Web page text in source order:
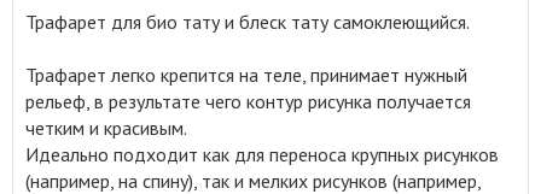
Трафарет для био тату и блеск тату самоклеющийся.
Трафарет легко крепится на теле, принимает нужный
рельеф, в результате чего контур рисунка получается
четким и красивым.
Идеально подходит как для переноса крупных рисунков
(например, на спину), так и мелких рисунков (например,